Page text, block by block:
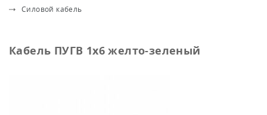
Силовой кабель
Кабель ПУГВ 1х6 желто-зеленый